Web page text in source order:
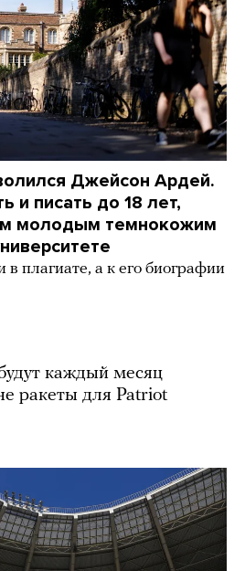
Джейсон Ардей.
и писать до 18 лет,
молодым темнокожим
в плагиате, а к его биографии
каждый месяц
ракеты для Patriot